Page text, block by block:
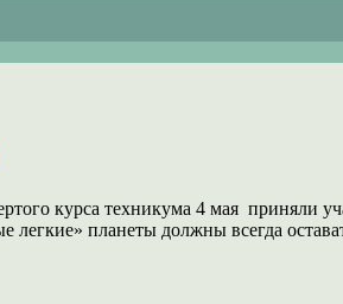
курса техникума 4 мая приняли
планеты должны всегда